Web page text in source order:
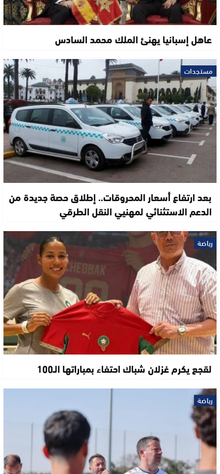
عاهل إسبانيا يهنئ الملك محمد السادس
مستجدات
بعد ارتفاع أسعار المحروقات.. إطلاق حصة جديدة من
الدعم الاستثنائي لمهنيي النقل الطرقي
رياضة
لقجع يكرم غزلان شباك احتفاء بمباراتها الـ100
رياضة